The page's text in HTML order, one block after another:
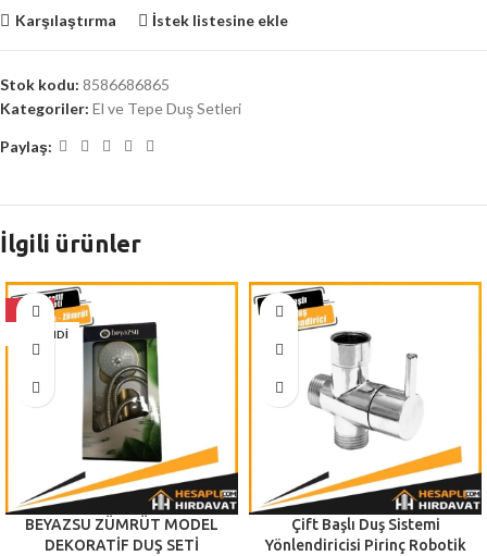
Karşılaştırma İstek listesine ekle
Stok kodu: 8586686865
Kategoriler: El ve Tepe Duş Setleri
Paylaş:
İlgili ürünler
-26%
TÜKENDI
BEYAZSU ZÜMRÜT MODEL
DEKORATİF DUŞ SETİ
Çift Başlı Duş Sistemi
Yönlendiricisi Pirinç Robotik